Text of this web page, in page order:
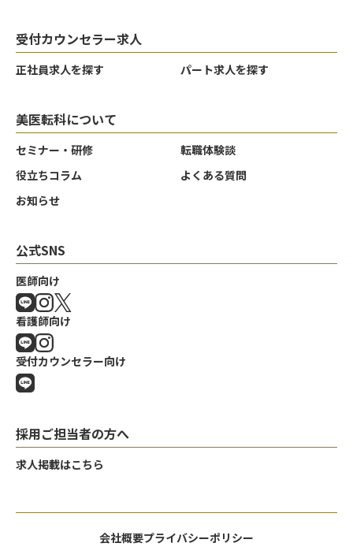
受付カウンセラー求人
正社員求人を探す パート求人を探す
美医転科について
セミナー・研修
転職体験談
役立ちコラム
よくある質問
お知らせ
公式SNS
医師向け
看護師向け
受付カウンセラー向け
採用ご担当者の方へ
求人掲載はこちら
会社概要プライバシーポリシー